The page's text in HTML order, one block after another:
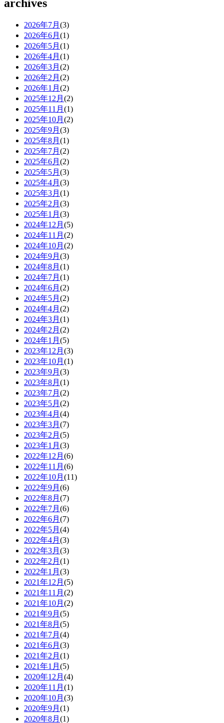
archives
2026年7月 (3)
2026年6月 (1)
2026年5月 (1)
2026年4月 (1)
2026年3月 (2)
2026年2月 (2)
2026年1月 (2)
2025年12月 (2)
2025年11月 (1)
2025年10月 (2)
2025年9月 (3)
2025年8月 (1)
2025年7月 (2)
2025年6月 (2)
2025年5月 (3)
2025年4月 (3)
2025年3月 (1)
2025年2月 (3)
2025年1月 (3)
2024年12月 (5)
2024年11月 (2)
2024年10月 (2)
2024年9月 (3)
2024年8月 (1)
2024年7月 (1)
2024年6月 (2)
2024年5月 (2)
2024年4月 (2)
2024年3月 (1)
2024年2月 (2)
2024年1月 (5)
2023年12月 (3)
2023年10月 (1)
2023年9月 (3)
2023年8月 (1)
2023年7月 (2)
2023年5月 (2)
2023年4月 (4)
2023年3月 (7)
2023年2月 (5)
2023年1月 (3)
2022年12月 (6)
2022年11月 (6)
2022年10月 (11)
2022年9月 (6)
2022年8月 (7)
2022年7月 (6)
2022年6月 (7)
2022年5月 (4)
2022年4月 (3)
2022年3月 (3)
2022年2月 (1)
2022年1月 (3)
2021年12月 (5)
2021年11月 (2)
2021年10月 (2)
2021年9月 (5)
2021年8月 (5)
2021年7月 (4)
2021年6月 (3)
2021年2月 (1)
2021年1月 (5)
2020年12月 (4)
2020年11月 (1)
2020年10月 (3)
2020年9月 (1)
2020年8月 (1)